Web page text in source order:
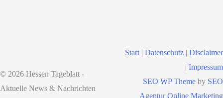
© 2026 Hessen Tageblatt -
Aktuelle News & Nachrichten
Start | Datenschutz | Disclaimer
| Impressum
SEO WP Theme by SEO
Agentur Online Marketing